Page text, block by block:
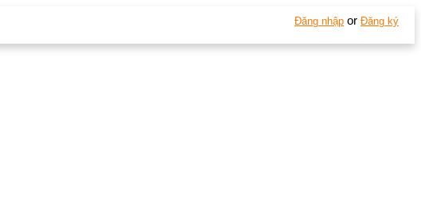
Đăng nhập or Đăng ký